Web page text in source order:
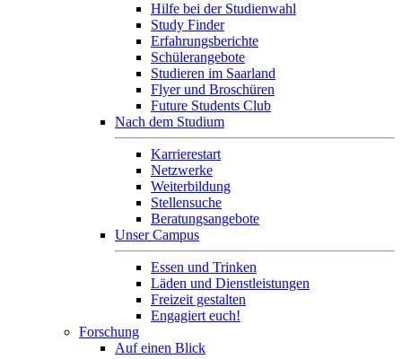
Hilfe bei der Studienwahl
Study Finder
Erfahrungsberichte
Schülerangebote
Studieren im Saarland
Flyer und Broschüren
Future Students Club
Nach dem Studium
Karrierestart
Netzwerke
Weiterbildung
Stellensuche
Beratungsangebote
Unser Campus
Essen und Trinken
Läden und Dienstleistungen
Freizeit gestalten
Engagiert euch!
Forschung
Auf einen Blick